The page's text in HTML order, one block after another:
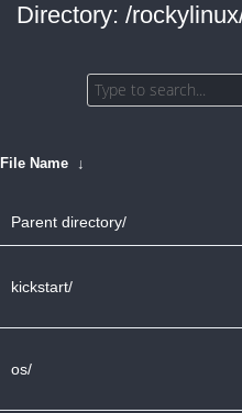
Directory: /
File Name ↓
Parent directory/
kickstart/
os/